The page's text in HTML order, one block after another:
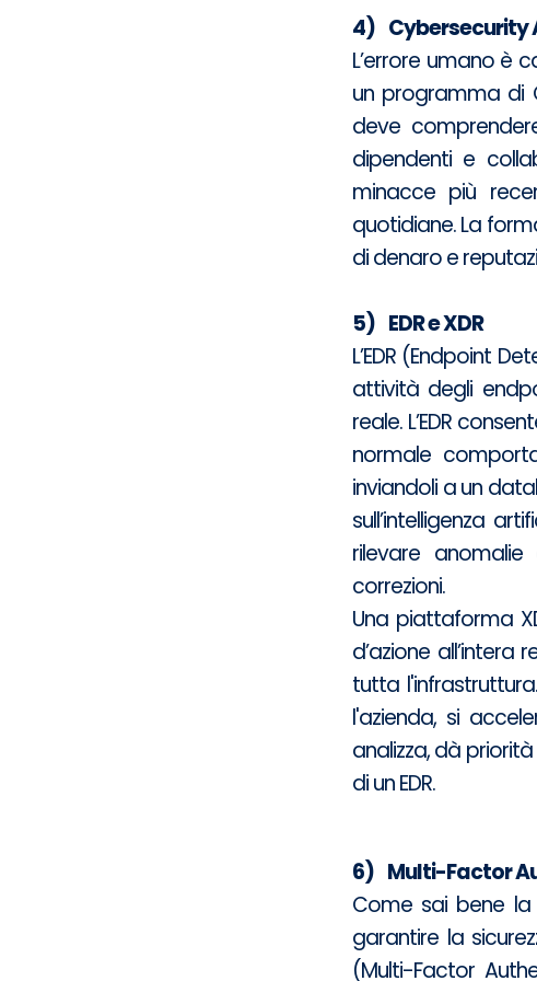
4) Cybersecurity
L’errore umano è
un programma di
deve
dipendenti e
minacce più
quotidiane. La
di denaro e
5) EDR e XDR
L’EDR (Endpoint
attività degli
reale. L’EDR
normale
inviandoli a un
sull’intelligenza
rilevare
correzioni.
Una piattaforma
d’azione
tutta
l'azienda, si
analizza, dà
di un EDR.
6) Multi-Factor
Come sai bene
garantire la
(Multi-Factor